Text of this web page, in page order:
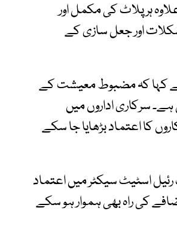
ہر پلاٹ کی مکمل اور
اور جعل سازی کے
کہا کہ مضبوط معیشت کے
سرکاری اداروں میں
کا اعتماد بڑھایا جا سکے
اسٹیٹ سیکٹر میں اعتماد
کی راہ بھی ہموار ہو سکے